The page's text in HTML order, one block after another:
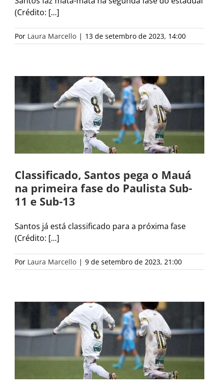
(Crédito: [...]
Por Laura Marcello | 13 de setembro de 2023, 14:00
Classificado, Santos pega o Mauá
na primeira fase do Paulista Sub-
11 e Sub-13
Santos já está classificado para a próxima fase
(Crédito: [...]
Por Laura Marcello | 9 de setembro de 2023, 21:00